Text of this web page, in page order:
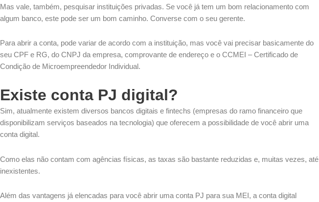
Mas vale, também, pesquisar instituições privadas. Se você já tem um bom relacionamento com
algum banco, este pode ser um bom caminho. Converse com o seu gerente.
Para abrir a conta, pode variar de acordo com a instituição, mas você vai precisar basicamente do
seu CPF e RG, do CNPJ da empresa, comprovante de endereço e o CCMEI – Certificado de
Condição de Microempreendedor Individual.
Existe conta PJ digital?
Sim, atualmente existem diversos bancos digitais e fintechs (empresas do ramo financeiro que
disponibilizam serviços baseados na tecnologia) que oferecem a possibilidade de você abrir uma
conta digital.
Como elas não contam com agências físicas, as taxas são bastante reduzidas e, muitas vezes, até
inexistentes.
Além das vantagens já elencadas para você abrir uma conta PJ para sua MEI, a conta digital